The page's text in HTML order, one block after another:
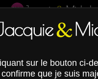
modèles
de chat avec les
sur le bouton ci-
confirme que je suis